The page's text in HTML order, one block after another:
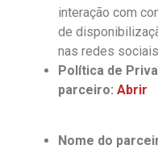
interação com
de
nas redes
Política de
parceiro: Abrir
Nome do